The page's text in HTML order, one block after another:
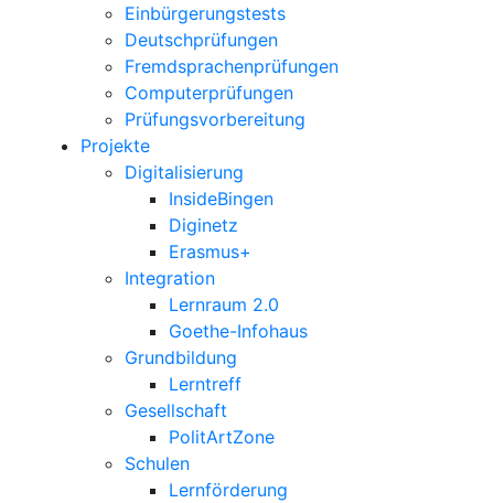
Einbürgerungstests
Deutschprüfungen
Fremdsprachenprüfungen
Computerprüfungen
Prüfungsvorbereitung
Projekte
Digitalisierung
InsideBingen
Diginetz
Erasmus+
Integration
Lernraum 2.0
Goethe-Infohaus
Grundbildung
Lerntreff
Gesellschaft
PolitArtZone
Schulen
Lernförderung